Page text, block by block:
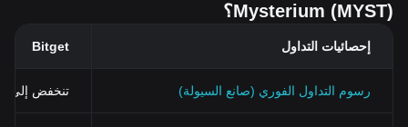
Mysterium (MYST)؟
إحصائيات التداول Bitget
رسوم التداول الفوري (صانع السيولة) تنخفض إلى 0%